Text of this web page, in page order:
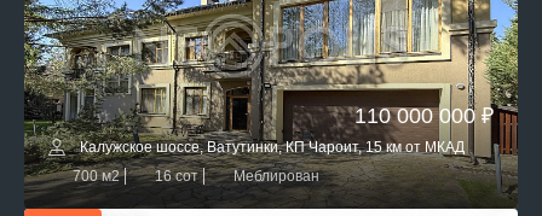
110 000 000 ₽
Калужское шоссе, Ватутинки, КП Чароит, 15 км от МКАД
700 м2
16 сот Меблирован